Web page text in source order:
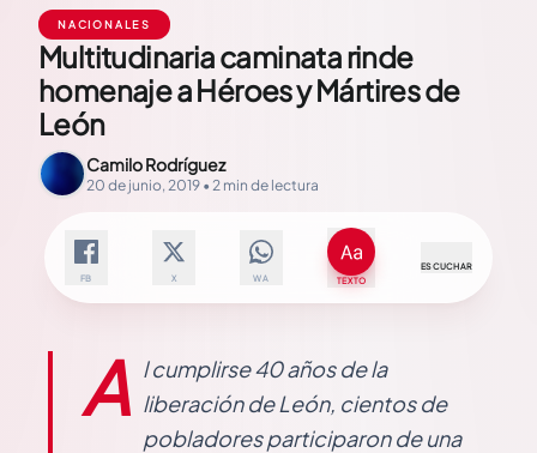
NACIONALES
Multitudinaria caminata rinde
homenaje a Héroes y Mártires de
León
Camilo Rodríguez
20 de junio, 2019 • 2 min de lectura
FB X WA TEXTO
ESCUCHAR
A l cumplirse 40 años de la
liberación de León, cientos de
pobladores participaron de una